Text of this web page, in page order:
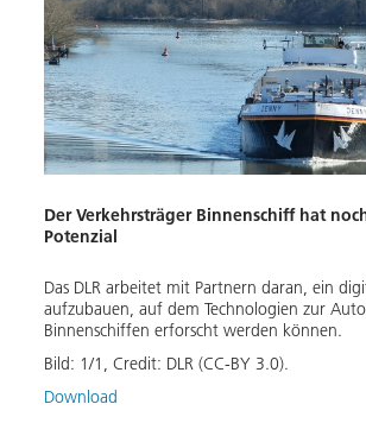
Der Verkehrsträger Binnenschiff hat
Potenzial
Das DLR arbeitet mit Partnern daran, ein
aufzubauen, auf dem Technologien zur
Binnenschiffen erforscht werden können.
Bild: 1/1 , Credit: DLR (CC-BY 3.0).
Download